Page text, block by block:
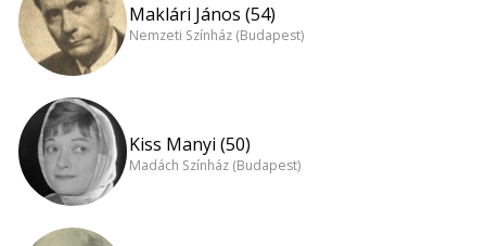
Maklári János (54)
Nemzeti Színház (Budapest)
Kiss Manyi (50)
Madách Színház (Budapest)